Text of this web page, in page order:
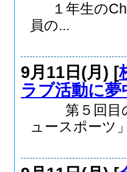
１年生の
員の...
9月11日(月) [
ラブ活動に夢
第５回目の
ュースポーツ